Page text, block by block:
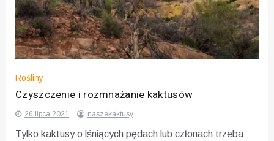
Rośliny
Czyszczenie i rozmnażanie kaktusów
26 lipca 2021 naszekaktusy
Tylko kaktusy o lśniących pędach lub członach trzeba